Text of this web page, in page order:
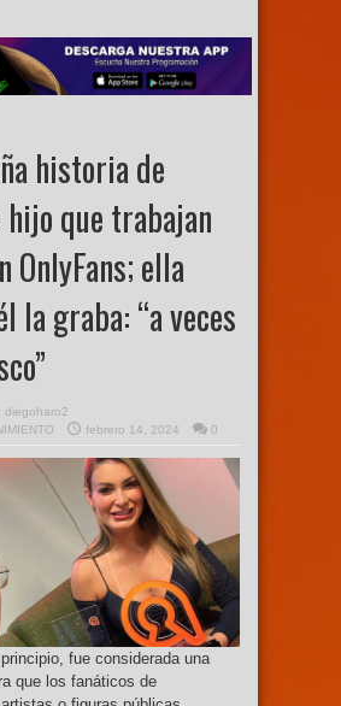
historia de
que trabajan
OnlyFans; ella
la graba: “a veces
diegoharo2
febrero 14, 2024 0
fue considerada una
que los fanáticos de